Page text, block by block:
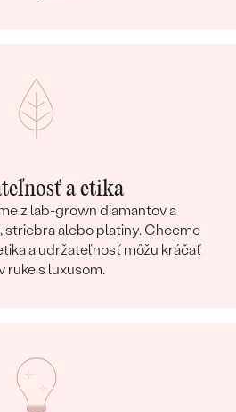
a etika
z lab-grown diamantov a
striebra alebo platiny. Chceme
a udržateľnosť môžu kráčať
ruke s luxusom.